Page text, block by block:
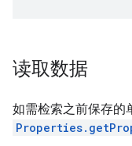
读取数据
如需检索之前保存的